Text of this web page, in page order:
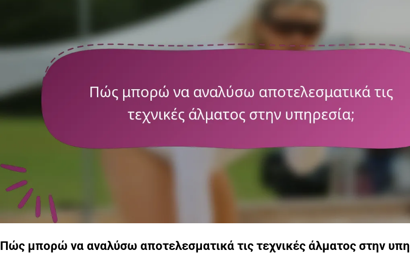
Πώς μπορώ να αναλύσω αποτελεσματικά τις τεχνικές άλματος στην